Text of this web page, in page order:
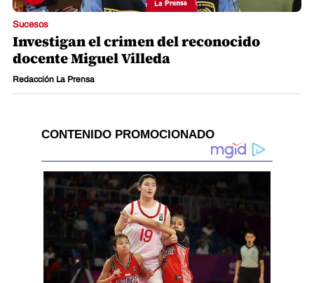
Sucesos
Investigan el crimen del reconocido
docente Miguel Villeda
Redacción La Prensa